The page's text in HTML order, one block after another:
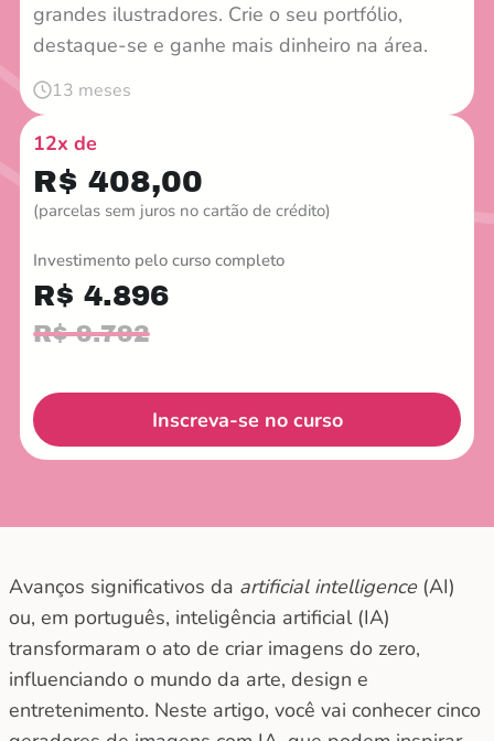
grandes ilustradores. Crie o seu portfólio,
destaque-se e ganhe mais dinheiro na área.
13 meses
12x de
R$ 408,00
(parcelas sem juros no cartão de crédito)
Investimento pelo curso completo
R$ 4.896
R$ 9.792
Inscreva-se no curso
Avanços significativos da artificial intelligence (AI)
ou, em português, inteligência artificial (IA)
transformaram o ato de criar imagens do zero,
influenciando o mundo da arte, design e
entretenimento. Neste artigo, você vai conhecer cinco